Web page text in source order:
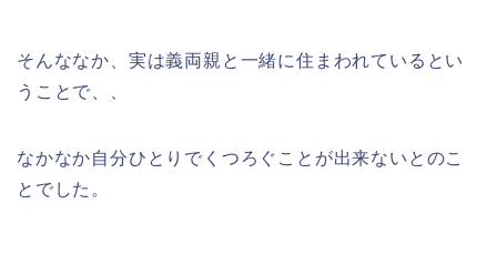
そんななか、実は義両親と一緒に住まわれているとい
うことで、、
なかなか自分ひとりでくつろぐことが出来ないとのこ
とでした。